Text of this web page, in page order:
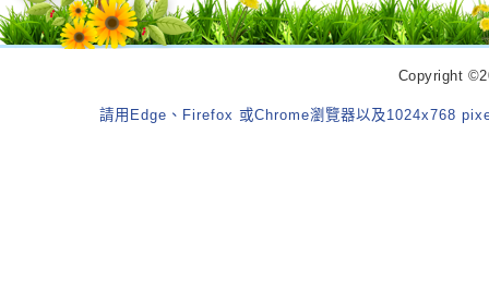
Copyright
請用Edge、Firefox 或Chrome瀏覽器以及1024x768